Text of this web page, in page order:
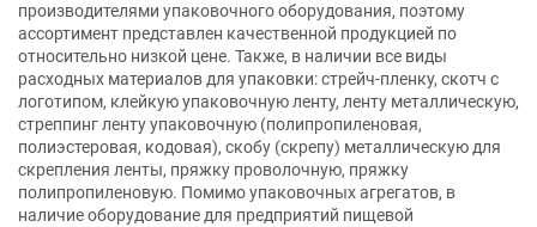
производителями упаковочного оборудования, поэтому
ассортимент представлен качественной продукцией по
относительно низкой цене. Также, в наличии все виды
расходных материалов для упаковки: стрейч-пленку, скотч с
логотипом, клейкую упаковочную ленту, ленту металлическую,
стреппинг ленту упаковочную (полипропиленовая,
полиэстеровая, кодовая), скобу (скрепу) металлическую для
скрепления ленты, пряжку проволочную, пряжку
полипропиленовую. Помимо упаковочных агрегатов, в
наличие оборудование для предприятий пищевой